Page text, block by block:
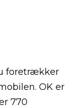
foretrækker
OK er
770